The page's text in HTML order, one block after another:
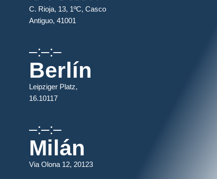
C. Rioja, 13, 1ºC, Casco
Antiguo, 41001
–:–:–
Berlín
Leipziger Platz,
16.10117
–:–:–
Milán
Via Olona 12, 20123